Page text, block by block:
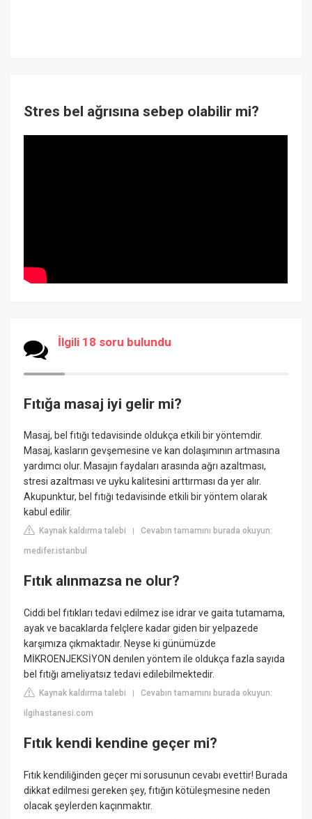
Stres bel ağrısına sebep olabilir mi?
İlgili 18 soru bulundu
Fıtığa masaj iyi gelir mi?
Masaj, bel fıtığı tedavisinde oldukça etkili bir yöntemdir.
Masaj, kasların gevşemesine ve kan dolaşımının artmasına
yardımcı olur. Masajın faydaları arasında ağrı azaltması,
stresi azaltması ve uyku kalitesini arttırması da yer alır.
Akupunktur, bel fıtığı tedavisinde etkili bir yöntem olarak
kabul edilir.
Kaynak kaldırma talebi |Cevabın tamamını burada okuyun:
medifer.istanbul
Fıtık alınmazsa ne olur?
Ciddi bel fıtıkları tedavi edilmez ise idrar ve gaita tutamama,
ayak ve bacaklarda felçlere kadar giden bir yelpazede
karşımıza çıkmaktadır. Neyse ki günümüzde
MİKROENJEKSİYON denılen yöntem ile oldukça fazla sayıda
bel fıtığı ameliyatsız tedavi edilebilmektedir.
Kaynak kaldırma talebi |Cevabın tamamını burada okuyun:
ilgihastanesi.com
Fıtık kendi kendine geçer mi?
Fıtık kendiliğinden geçer mi sorusunun cevabı evettir! Burada
dikkat edilmesi gereken şey, fıtığın kötüleşmesine neden
olacak şeylerden kaçınmaktır.